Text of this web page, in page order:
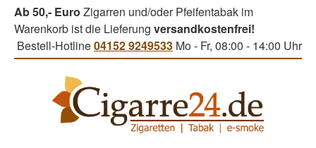
Zum Hauptinhalt springen
Ab 50,- Euro Zigarren und/oder Pfeifentabak im
Warenkorb ist die Lieferung versandkostenfrei!
Bestell-Hotline04152 9249533 Mo - Fr, 08:00 - 14:00 Uhr